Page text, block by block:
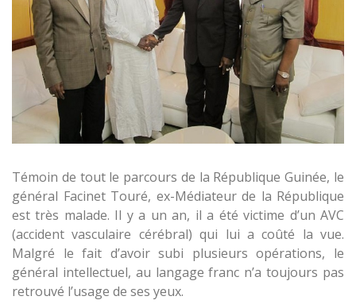
Témoin de tout le parcours de la République Guinée, le
général Facinet Touré, ex-Médiateur de la République
est très malade. Il y a un an, il a été victime d’un AVC
(accident vasculaire cérébral) qui lui a coûté la vue.
Malgré le fait d’avoir subi plusieurs opérations, le
général intellectuel, au langage franc n’a toujours pas
retrouvé l’usage de ses yeux.